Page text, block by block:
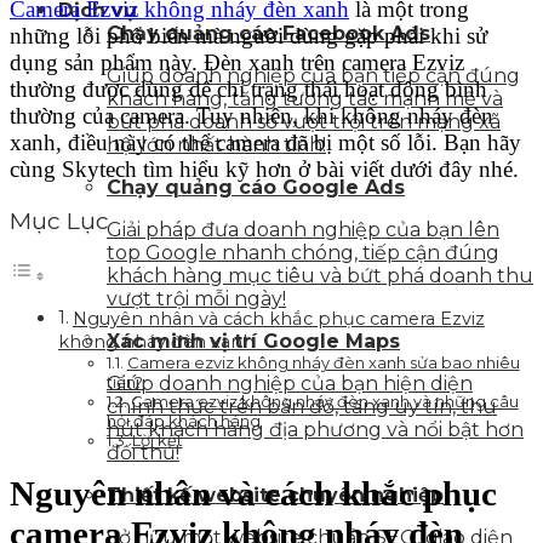
Dịch vụ
Chạy quảng cáo Facebook Ads
Giúp doanh nghiệp của bạn tiếp cận đúng
khách hàng, tăng tương tác mạnh mẽ và
bứt phá doanh số vượt trội trên mạng xã
hội lớn nhất hành tinh!
Chạy quảng cáo Google Ads
Giải pháp đưa doanh nghiệp của bạn lên
top Google nhanh chóng, tiếp cận đúng
khách hàng mục tiêu và bứt phá doanh thu
vượt trội mỗi ngày!
Xác minh vị trí Google Maps
Giúp doanh nghiệp của bạn hiện diện
chính thức trên bản đồ, tăng uy tín, thu
hút khách hàng địa phương và nổi bật hơn
đối thủ!
Thiết kế website chuyên nghiệp
Sở hữu một website chuẩn SEO, giao diện
Camera Ezviz không nháy đèn xanh là một trong
những lỗi phổ biến mà người dùng gặp phải khi sử
dụng sản phẩm này. Đèn xanh trên camera Ezviz
thường được dùng để chỉ trạng thái hoạt động bình
thường của camera. Tuy nhiên, khi không nháy đèn
xanh, điều này có thể camera đã bị một số lỗi. Bạn hãy
cùng Skytech tìm hiểu kỹ hơn ở bài viết dưới đây nhé.
Mục Lục
Nguyên nhân và cách khắc phục camera Ezviz
không nháy đèn xanh
Camera ezviz không nháy đèn xanh sửa bao nhiêu
tiền?
Camera ezviz không nháy đèn xanh và những câu
hỏi đáp khách hàng
Lời kết
Nguyên nhân và cách khắc phục
camera Ezviz không nháy đèn